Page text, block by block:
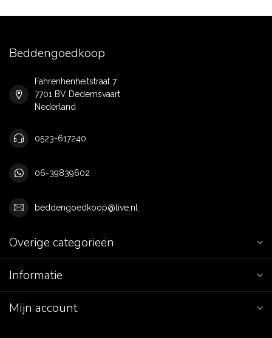
Beddengoedkoop
Fahrenhenheitstraat 7
7701 BV Dedemsvaart
Nederland
0523-617240
06-39839602
beddengoedkoop@live.nl
Overige categorieën
Informatie
Mijn account